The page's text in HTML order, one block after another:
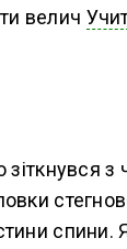
велич
зіткнувся